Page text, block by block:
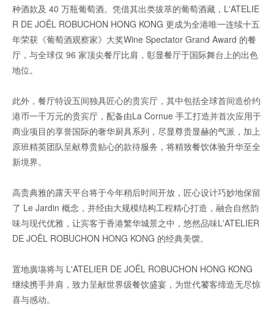
种酒款及 40 万瓶葡萄酒。凭借其出类拔萃的葡萄酒藏，L'ATELIE
R DE JOËL ROBUCHON HONG KONG 更成为全港唯一连续十五
年荣获《葡萄酒观察家》大奖Wine Spectator Grand Award 的餐
厅，与全球仅 96 家顶尖餐厅比肩，彰显餐厅于国际舞台上的出色
地位。
此外，餐厅特设五间独具匠心的贵宾厅，其中包括全球首间造价约
港币一千万元的贵宾厅，配备由La Cornue 手工打造并首次应用于
商业项目的享誉国际的奢华厨具系列，尽显尊贵显赫的气派，加上
原班精英团队呈献尊贵贴心的款待服务，将精致餐饮体验升华至全
新境界。
高贵典雅的露天平台将于今年稍后时间开放，匠心设计巧妙地保留
了 Le Jardin 概念，并经由大规模结构工程精心打造，融合自然韵
味与现代优雅，让宾客于香港繁华城景之中，悠然品味L'ATELIER
DE JOËL ROBUCHON HONG KONG 的经典美馔。
置地廣塲将与 L'ATELIER DE JOËL ROBUCHON HONG KONG
继续携手并肩，致力呈献世界级餐饮盛宴，为世代饕客缔造无尽惊
喜与感动。